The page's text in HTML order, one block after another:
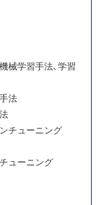
械学習手法､学習
法
チューニング
ーニング